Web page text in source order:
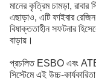
মানের কৃত্রিম চামড়া, রাবার
এছাড়াও, এটি ফাইবার
বিষাক্ততাহীন সফটনার
বাড়ায়।
প্রচলিত ESBO এবং
সিস্টেমে এই উচ্চ-